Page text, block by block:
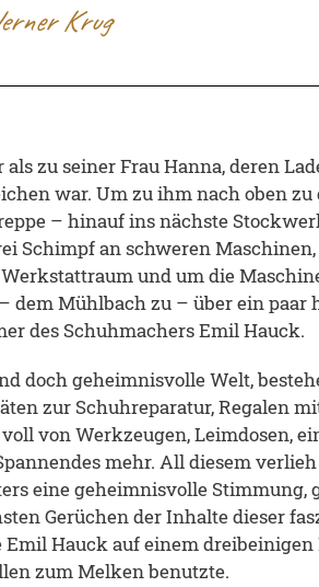
Krug
zu seiner Frau Hanna, deren
war. Um zu ihm nach oben zu
– hinauf ins nächste
Schimpf an schweren Maschinen,
und um die
dem Mühlbach zu – über ein paar
des Schuhmachers Emil Hauck.
doch geheimnisvolle Welt,
zur Schuhreparatur, Regalen
von Werkzeugen, Leimdosen,
mehr. All diesem
eine geheimnisvolle Stimmung,
Gerüchen der Inhalte dieser
Hauck auf einem dreibeinigen
zum Melken benutzte.